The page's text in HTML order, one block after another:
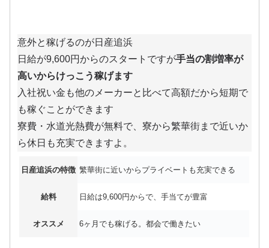
意外と稼げるのが日産追浜
日給が9,600円からのスタートですが手当の割増率が
高いからけっこう稼げます
入社祝い金も他のメーカーと比べて高額だから短期で
も稼ぐことができます
寮費・水道光熱費が無料で、寮から繁華街まで近いか
ら休日も充実できますよ。
日産追浜の特徴 繁華街に近いからプライベートも充実できる
給料 日給は9,600円からで、手当てが豊富
オススメ 6ヶ月でも稼げる。都会で働きたい